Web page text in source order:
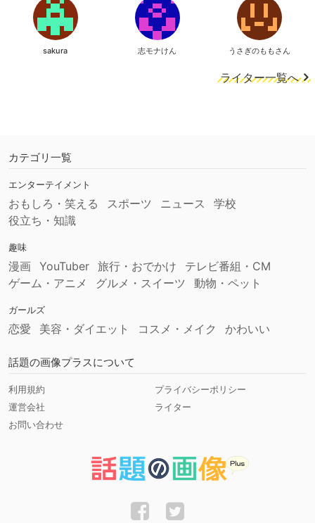
sakura 志モナけん うさぎのももさん
ライター一覧へ
カテゴリ一覧
エンターテイメント
おもしろ・笑える スポーツ ニュース
学校
役立ち・知識
趣味
漫画 YouTuber 旅行・おでかけ
テレビ番組・CM
ゲーム・アニメ
グルメ・スイーツ 動物・ペット
ガールズ
恋愛 美容・ダイエット コスメ・メイク かわいい
話題の画像プラスについて
利用規約
プライバシーポリシー
運営会社
ライター
お問い合わせ